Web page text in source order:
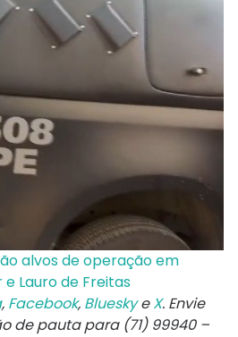
alvos de operação em
Lauro de Freitas
, Facebook, BlueskyeX. Envie
de pauta para (71) 99940 –